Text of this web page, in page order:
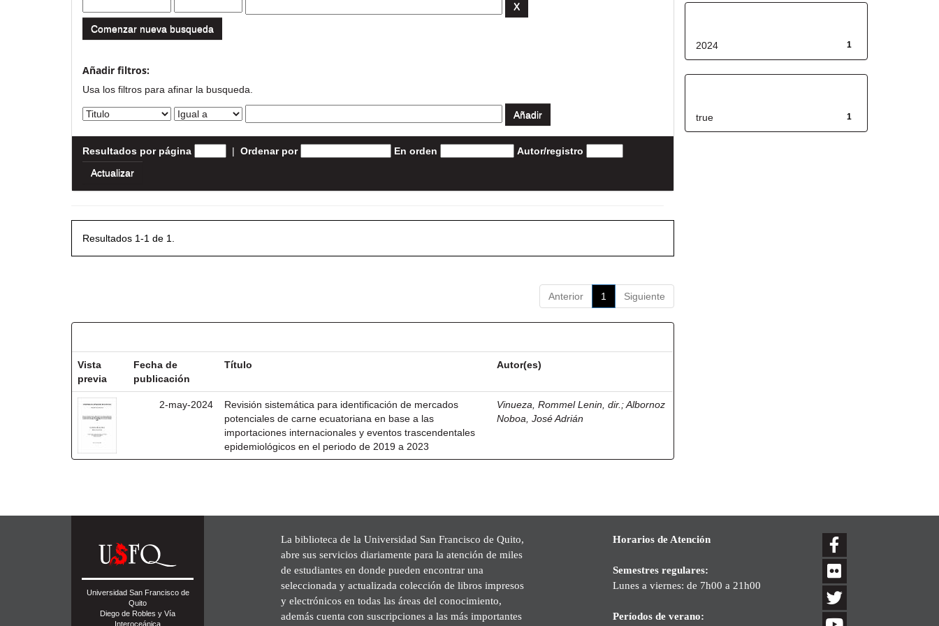
Comenzar nueva busqueda
Añadir filtros:
Usa los filtros para afinar la busqueda.
Resultados por página | Ordenar por En orden Autor/registro
Resultados 1-1 de 1.
Anterior 1 Siguiente
Vista
previa
Fecha de
publicación
Título Autor(es)
2-may-2024
Revisión sistemática para identificación de mercados
potenciales de carne ecuatoriana en base a las
importaciones internacionales y eventos trascendentales
epidemiológicos en el periodo de 2019 a 2023
Vinueza, Rommel Lenin, dir. ;Albornoz
Noboa, José Adrián
1
2024
1
true
Universidad San Francisco de
Quito
Diego de Robles y Vía
Interoceánica
La biblioteca de la Universidad San Francisco de Quito,
abre sus servicios diariamente para la atención de miles
de estudiantes en donde pueden encontrar una
seleccionada y actualizada colección de libros impresos
y electrónicos en todas las áreas del conocimiento,
además cuenta con suscripciones a las más importantes
Horarios de Atención
Semestres regulares:
Lunes a viernes: de 7h00 a 21h00
Períodos de verano: